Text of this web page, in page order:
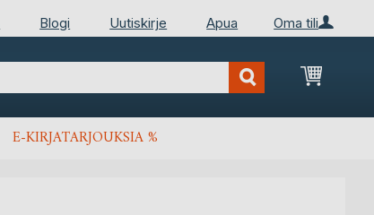
Oma tili
Blogi Uutiskirje Apua
E-KIRJATARJOUKSIA %